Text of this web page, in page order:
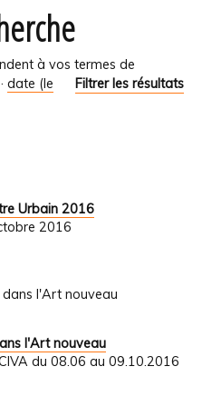
à vos termes de
Filtrer les résultats
· date (le
Urbain 2016
2016
l'Art nouveau
l'Art nouveau
du 08.06 au 09.10.2016